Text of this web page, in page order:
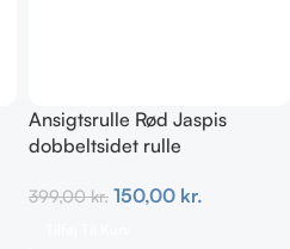
Ansigtsrulle Rød Jaspis
dobbeltsidet rulle
399,00kr. 150,00 kr.